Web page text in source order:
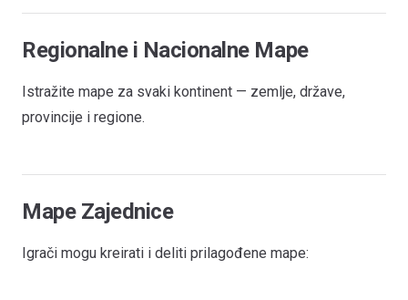
Regionalne i Nacionalne Mape
Istražite mape za svaki kontinent — zemlje, države,
provincije i regione.
Mape Zajednice
Igrači mogu kreirati i deliti prilagođene mape: